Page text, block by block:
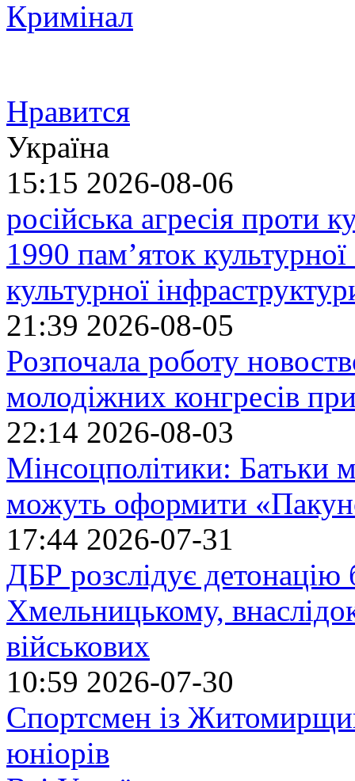
Кримінал
Нравится
Україна
15:15 2026-08-06
російська агресія проти
1990 пам’яток
культурної
21:39 2026-08-05
Розпочала роботу
молодіжних конгресів
22:14 2026-08-03
Мінсоцполітики: Батьки
можуть оформити
17:44 2026-07-31
ДБР розслідує детонацію
Хмельницькому,
військових
10:59 2026-07-30
Спортсмен із
юніорів